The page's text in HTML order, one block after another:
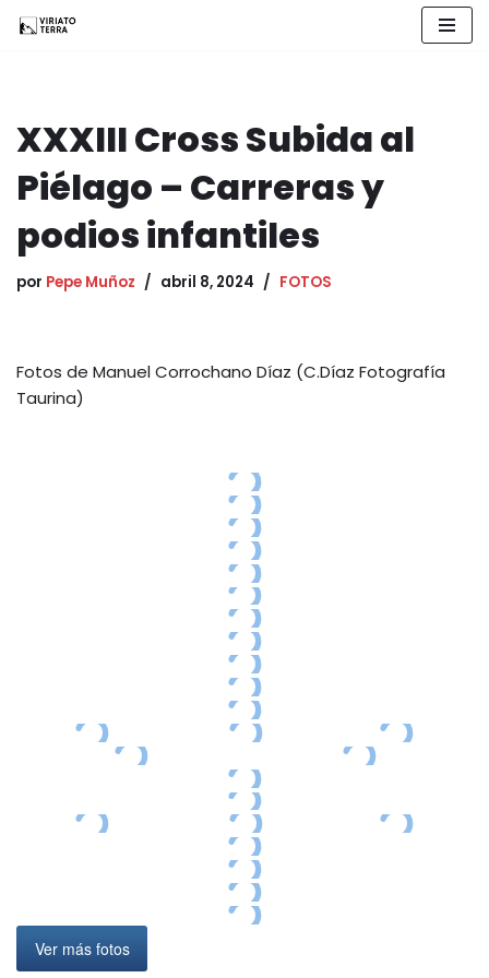
XXXIII Cross Subida al
Piélago – Carreras y
podios infantiles
por Pepe Muñoz abril 8, 2024 FOTOS
Fotos de Manuel Corrochano Díaz (C.Díaz Fotografía
Taurina)
Ver más fotos